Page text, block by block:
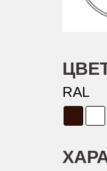
RAL